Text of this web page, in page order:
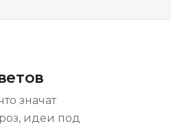
значат
идеи под